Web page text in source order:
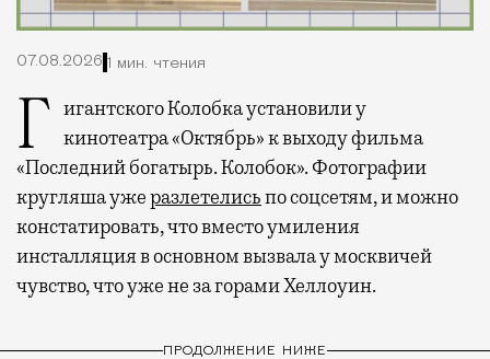
07.08.2026 1 мин. чтения
Гигантского Колобка установили у кинотеатра «Октябрь» к выходу фильма
«Последний богатырь. Колобок». Фотографии
кругляша ужеразлетелисьпо соцсетям, и можно
констатировать, что вместо умиления
инсталляция в основном вызвала у москвичей
чувство, что уже не за горами Хеллоуин.
ПРОДОЛЖЕНИЕ НИЖЕ